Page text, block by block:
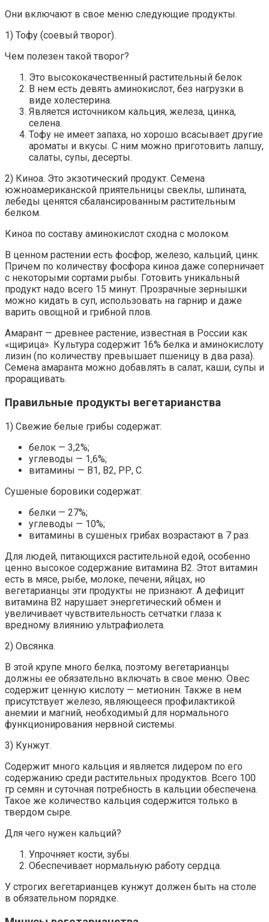
Они включают в свое меню следующие продукты.
1) Тофу (соевый творог).
Чем полезен такой творог?
Это высококачественный растительный белок
В нем есть девять аминокислот, без нагрузки в
виде холестерина.
Является источником кальция, железа, цинка,
селена.
Тофу не имеет запаха, но хорошо всасывает другие
ароматы и вкусы. С ним можно приготовить лапшу,
салаты, супы, десерты.
2) Киноа. Это экзотический продукт. Семена
южноамериканской приятельницы свеклы, шпината,
лебеды ценятся сбалансированным растительным
белком.
Киноа по составу аминокислот сходна с молоком.
В ценном растении есть фосфор, железо, кальций, цинк.
Причем по количеству фосфора киноа даже соперничает
с некоторыми сортами рыбы. Готовить уникальный
продукт надо всего 15 минут. Прозрачные зернышки
можно кидать в суп, использовать на гарнир и даже
варить овощной и грибной плов.
Амарант — древнее растение, известная в России как
«щирица». Культура содержит 16% белка и аминокислоту
лизин (по количеству превышает пшеницу в два раза).
Семена амаранта можно добавлять в салат, каши, супы и
проращивать.
Правильные продукты вегетарианства
1) Свежие белые грибы содержат:
белок — 3,2%;
углеводы — 1,6%;
витамины — В1, В2, РР, С.
Сушеные боровики содержат:
белки — 27%;
углеводы — 10%;
витамины в сушеных грибах возрастают в 7 раз.
Для людей, питающихся растительной едой, особенно
ценно высокое содержание витамина В2. Этот витамин
есть в мясе, рыбе, молоке, печени, яйцах, но
вегетарианцы эти продукты не признают. А дефицит
витамина В2 нарушает энергетический обмен и
увеличивает чувствительность сетчатки глаза к
вредному влиянию ультрафиолета.
2) Овсянка.
В этой крупе много белка, поэтому вегетарианцы
должны ее обязательно включать в свое меню. Овес
содержит ценную кислоту — метионин. Также в нем
присутствует железо, являющееся профилактикой
анемии и магний, необходимый для нормального
функционирования нервной системы.
3) Кунжут.
Содержит много кальция и является лидером по его
содержанию среди растительных продуктов. Всего 100
гр семян и суточная потребность в кальции обеспечена.
Такое же количество кальция содержится только в
твердом сыре.
Для чего нужен кальций?
Упрочняет кости, зубы.
Обеспечивает нормальную работу сердца.
У строгих вегетарианцев кунжут должен быть на столе
в обязательном порядке.